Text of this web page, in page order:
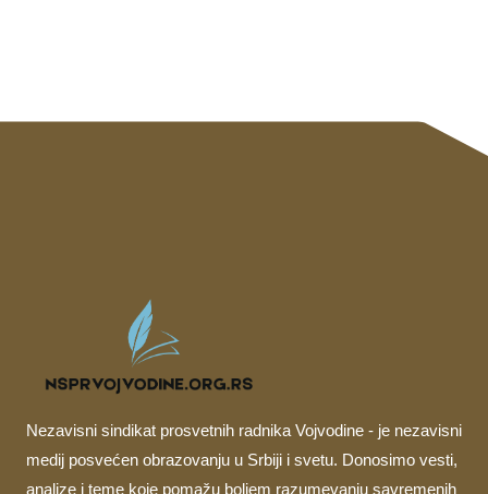
Nezavisni sindikat prosvetnih radnika Vojvodine - je nezavisni
medij posvećen obrazovanju u Srbiji i svetu. Donosimo vesti,
analize i teme koje pomažu boljem razumevanju savremenih